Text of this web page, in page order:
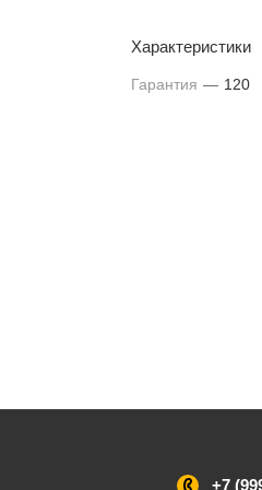
Характеристики
Гарантия — 120
+7